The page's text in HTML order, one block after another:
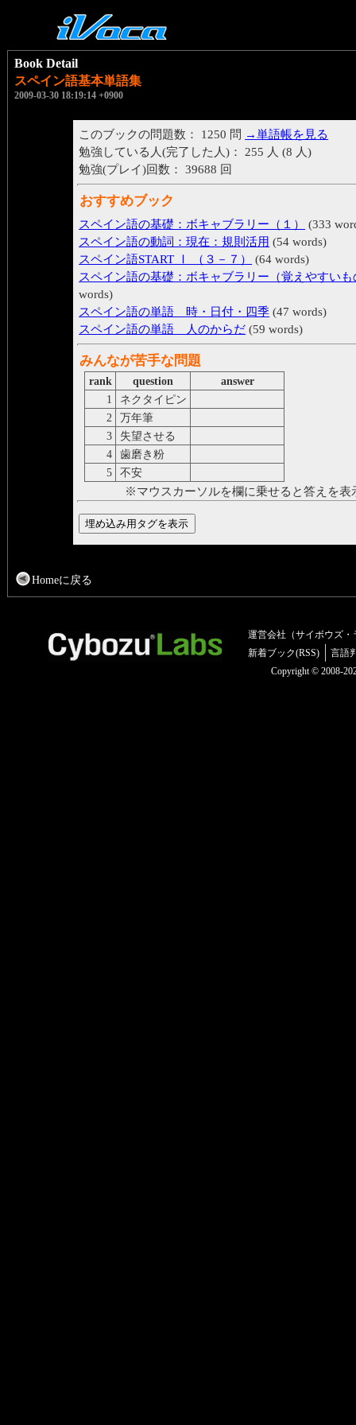
Book Detail
スペイン語基本単語集
2009-03-30 18:19:14 +0900
このブックの問題数： 1250 問 →単語帳を見る
勉強している人(完了した人)： 255 人 (8 人)
勉強(プレイ)回数： 39688 回
おすすめブック
スペイン語の基礎：ボキャブラリー（１）
(333
スペイン語の動詞：現在：規則活用 (54 words)
スペイン語START Ⅰ （３－７）
(64 words)
スペイン語の基礎：ボキャブラリー（覚えやすいも
words)
スペイン語の単語 時・日付・四季 (47 words)
スペイン語の単語 人のからだ (59 words)
みんなが苦手な問題
rank question
answer
1
ネクタイピン
2
万年筆
3
失望させる
4
歯磨き粉
5
不安
※マウスカーソルを欄に乗せると答えを表
Homeに戻る
運営会社（サイボウズ・
新着ブック(RSS)
言語
Copyright © 2008-